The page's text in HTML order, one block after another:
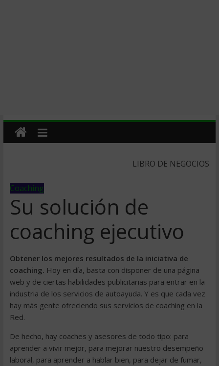
LIBRO DE NEGOCIOS
Coaching
Su solución de
coaching ejecutivo
Obtener los mejores resultados de la iniciativa de
coaching. Hoy en día, basta con disponer de una página
web y de ciertas habilidades publicitarias para entrar en la
industria de los servicios de autoayuda. Y es que cada vez
hay más gente ofreciendo sus servicios de coaching en la
Red.
De hecho, hay coaches y asesores de todo tipo: para
aprender a vivir mejor, para mejorar nuestro desempeño
laboral, para aprender a hablar bien, para dejar de fumar,